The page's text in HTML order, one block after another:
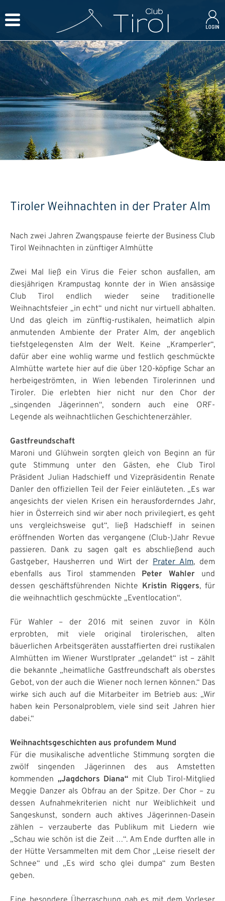
Tiroler Weihnachten in der Prater Alm
Nach zwei Jahren Zwangspause feierte der Business Club
Tirol Weihnachten in zünftiger Almhütte
Zwei Mal ließ ein Virus die Feier schon ausfallen, am
diesjährigen Krampustag konnte der in Wien ansässige
Club Tirol endlich wieder seine traditionelle
Weihnachtsfeier „in echt“ und nicht nur virtuell abhalten.
Und das gleich im zünftig-rustikalen, heimatlich alpin
anmutenden Ambiente der Prater Alm, der angeblich
tiefstgelegensten Alm der Welt. Keine „Kramperler“,
dafür aber eine wohlig warme und festlich geschmückte
Almhütte wartete hier auf die über 120-köpfige Schar an
herbeigeströmten, in Wien lebenden Tirolerinnen und
Tiroler. Die erlebten hier nicht nur den Chor der
„singenden Jägerinnen“, sondern auch eine ORF-
Legende als weihnachtlichen Geschichtenerzähler.
Gastfreundschaft
Maroni und Glühwein sorgten gleich von Beginn an für
gute Stimmung unter den Gästen, ehe Club Tirol
Präsident Julian Hadschieff und Vizepräsidentin Renate
Danler den offiziellen Teil der Feier einläuteten. „Es war
angesichts der vielen Krisen ein herausforderndes Jahr,
hier in Österreich sind wir aber noch privilegiert, es geht
uns vergleichsweise gut“, ließ Hadschieff in seinen
eröffnenden Worten das vergangene (Club-)Jahr Revue
passieren. Dank zu sagen galt es abschließend auch
Gastgeber, Hausherren und Wirt derPrater Alm, dem
ebenfalls aus Tirol stammenden Peter Wahler und
dessen geschäftsführenden Nichte Kristin Riggers, für
die weihnachtlich geschmückte „Eventlocation“.
Für Wahler – der 2016 mit seinen zuvor in Köln
erprobten, mit viele original tirolerischen, alten
bäuerlichen Arbeitsgeräten ausstaffierten drei rustikalen
Almhütten im Wiener Wurstlprater „gelandet“ ist – zählt
die bekannte „heimatliche Gastfreundschaft als oberstes
Gebot, von der auch die Wiener noch lernen können.“ Das
wirke sich auch auf die Mitarbeiter im Betrieb aus: „Wir
haben kein Personalproblem, viele sind seit Jahren hier
dabei.“
Weihnachtsgeschichten aus profundem Mund
Für die musikalische adventliche Stimmung sorgten die
zwölf singenden Jägerinnen des aus Amstetten
kommenden „Jagdchors Diana“ mit Club Tirol-Mitglied
Meggie Danzer als Obfrau an der Spitze. Der Chor – zu
dessen Aufnahmekriterien nicht nur Weiblichkeit und
Sangeskunst, sondern auch aktives Jägerinnen-Dasein
zählen – verzauberte das Publikum mit Liedern wie
„Schau wie schön ist die Zeit …“. Am Ende durften alle in
der Hütte Versammelten mit dem Chor „Leise rieselt der
Schnee“ und „Es wird scho glei dumpa“ zum Besten
geben.